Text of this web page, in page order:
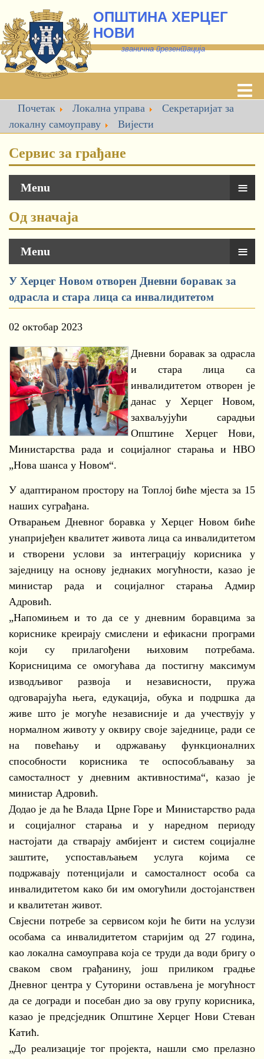
ОПШТИНА ХЕРЦЕГ
НОВИ
званична презентација
Почетак Локална управа
Секретаријат за
локалну самоуправу
Вијести
Сервис за грађане
Menu ≡
Од значаја
Menu ≡
У Херцег Новом отворен Дневни боравак за
одрасла и стара лица са инвалидитетом
02 октобар 2023
Дневни боравак за одрасла
и стара лица са
инвалидитетом отворен је
данас у Херцег Новом,
захваљујући сарадњи
Општине Херцег Нови,
Министарства рада и социјалног старања и НВО
„Нова шанса у Новом“.
У адаптираном простору на Топлој биће мјеста за 15
наших суграђана.
Отварањем Дневног боравка у Херцег Новом биће
унапријеђен квалитет живота лица са инвалидитетом
и створени услови за интеграцију корисника у
заједницу на основу једнаких могућности, казао је
министар рада и социјалног старања Адмир
Адровић.
„Напомињем и то да се у дневним боравцима за
кориснике креирају смислени и ефикасни програми
који су прилагођени њиховим потребама.
Корисницима се омогућава да постигну максимум
изводљивог развоја и независности, пружа
одговарајућа њега, едукација, обука и подршка да
живе што је могуће независније и да учествују у
нормалном животу у оквиру своје заједнице, ради се
на повећању и одржавању функционалних
способности корисника те оспособљавању за
самосталност у дневним активностима“, казао је
министар Адровић.
Додао је да ће Влада Црне Горе и Министарство рада
и социјалног старања и у наредном периоду
настојати да стварају амбијент и систем социјалне
заштите, успостављањем услуга којима се
подржавају потенцијали и самосталност особа са
инвалидитетом како би им омогућили достојанствен
и квалитетан живот.
Свјесни потребе за сервисом који ће бити на услузи
особама са инвалидитетом старијим од 27 година,
као локална самоуправа која се труди да води бригу о
сваком свом грађанину, још приликом градње
Дневног центра у Суторини остављена је могућност
да се догради и посебан дио за ову групу корисника,
казао је предсједник Општине Херцег Нови Стеван
Катић.
„До реализације тог пројекта, нашли смо прелазно